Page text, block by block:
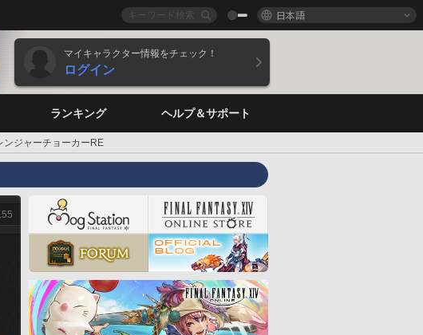
日本語
マイキャラクター情報をチェック！
ログイン
ランキング ヘルプ＆サポート
ンジャーチョーカーRE